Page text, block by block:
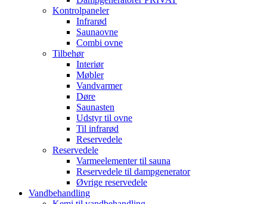
Kontrolpaneler
Infrarød
Saunaovne
Combi ovne
Tilbehør
Interiør
Møbler
Vandvarmer
Døre
Saunasten
Udstyr til ovne
Til infrarød
Reservedele
Reservedele
Varmeelementer til sauna
Reservedele til dampgenerator
Øvrige reservedele
Vandbehandling